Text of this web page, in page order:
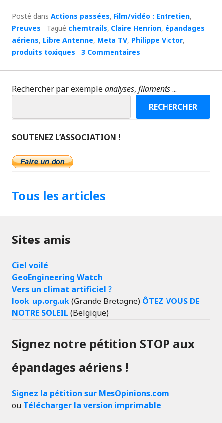
Posté dans Actions passées, Film/vidéo : Entretien,
Preuves
Tagué chemtrails, Claire Henrion, épandages
aériens, Libre Antenne, Meta TV, Philippe Victor,
produits toxiques
3 Commentaires
Rechercher par exempleanalyses, filaments...
RECHERCHER
SOUTENEZ L’ASSOCIATION !
Tous les articles
Sites amis
Ciel voilé
GeoEngineering Watch
Vers un climat artificiel ?
look-up.org.uk(Grande Bretagne) ÔTEZ-VOUS DE
NOTRE SOLEIL (Belgique)
Signez notre pétition STOP aux
épandages aériens !
Signez la pétition sur MesOpinions.com
ou Télécharger la version imprimable